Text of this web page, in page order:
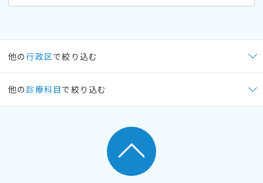
他の行政区で絞り込む
他の 診療科目で絞り込む